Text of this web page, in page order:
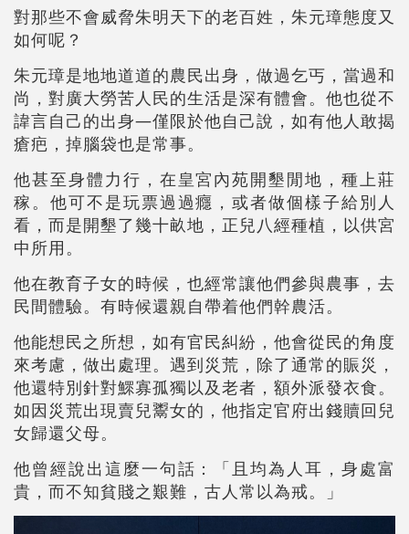
對那些不會威脅朱明天下的老百姓，朱元璋態度又
如何呢？
朱元璋是地地道道的農民出身，做過乞丐，當過和
尚，對廣大勞苦人民的生活是深有體會。他也從不
諱言自己的出身—僅限於他自己說，如有他人敢揭
瘡疤，掉腦袋也是常事。
他甚至身體力行，在皇宮內苑開墾閒地，種上莊
稼。他可不是玩票過過癮，或者做個樣子給別人
看，而是開墾了幾十畝地，正兒八經種植，以供宮
中所用。
他在教育子女的時候，也經常讓他們參與農事，去
民間體驗。有時候還親自帶着他們幹農活。
他能想民之所想，如有官民糾紛，他會從民的角度
來考慮，做出處理。遇到災荒，除了通常的賑災，
他還特別針對鰥寡孤獨以及老者，額外派發衣食。
如因災荒出現賣兒鬻女的，他指定官府出錢贖回兒
女歸還父母。
他曾經說出這麼一句話：「且均為人耳，身處富
貴，而不知貧賤之艱難，古人常以為戒。」